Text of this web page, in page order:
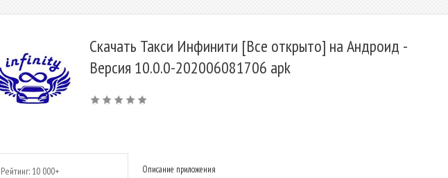
Скачать Такси Инфинити [Все открыто] на Андроид -
Версия 10.0.0-202006081706 apk
Рейтинг: 10 000+
Описание приложения